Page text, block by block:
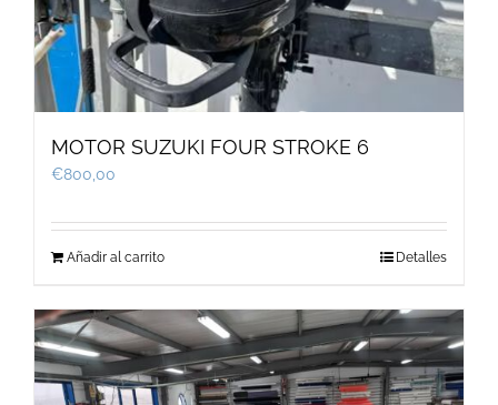
MOTOR SUZUKI FOUR STROKE 6
€800,00
Añadir al carrito Detalles